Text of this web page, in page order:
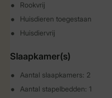
Rookvrij
Huisdieren toegestaan
Huisdiervrij
Slaapkamer(s)
Aantal slaapkamers: 2
Aantal stapelbedden: 1